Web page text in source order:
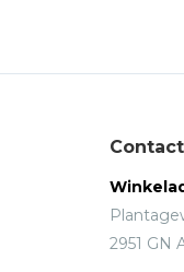
Contact
2951 GN